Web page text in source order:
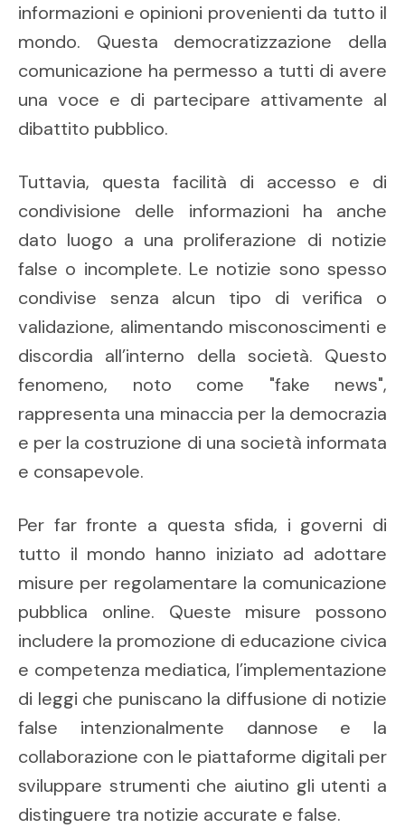
informazioni e opinioni provenienti da tutto il
mondo. Questa democratizzazione della
comunicazione ha permesso a tutti di avere
una voce e di partecipare attivamente al
dibattito pubblico.
Tuttavia, questa facilità di accesso e di
condivisione delle informazioni ha anche
dato luogo a una proliferazione di notizie
false o incomplete. Le notizie sono spesso
condivise senza alcun tipo di verifica o
validazione, alimentando misconoscimenti e
discordia all’interno della società. Questo
fenomeno, noto come "fake news",
rappresenta una minaccia per la democrazia
e per la costruzione di una società informata
e consapevole.
Per far fronte a questa sfida, i governi di
tutto il mondo hanno iniziato ad adottare
misure per regolamentare la comunicazione
pubblica online. Queste misure possono
includere la promozione di educazione civica
e competenza mediatica, l’implementazione
di leggi che puniscano la diffusione di notizie
false intenzionalmente dannose e la
collaborazione con le piattaforme digitali per
sviluppare strumenti che aiutino gli utenti a
distinguere tra notizie accurate e false.